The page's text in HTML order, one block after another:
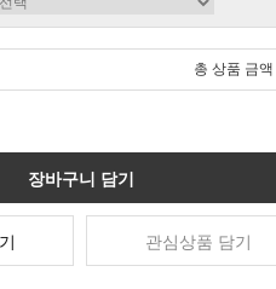
총 상품 금액
장바구니 담기
관심상품 담기